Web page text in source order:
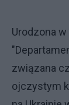
Urodzona
związana
ojczystym